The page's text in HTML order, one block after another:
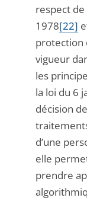
respect de
1978[22]
protection
vigueur
les
la loi du 6
décision
d’une
elle
prendre